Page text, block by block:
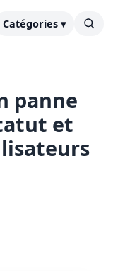
Catégories ▾
panne
et